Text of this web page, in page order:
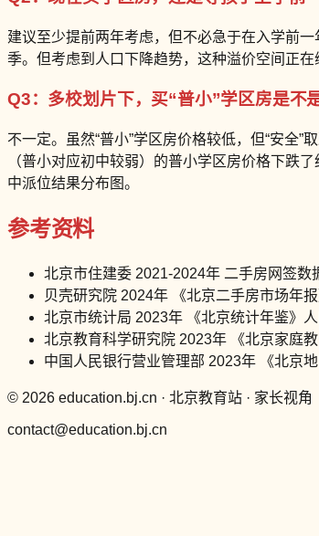
建议至少提前两年考虑，但不必急于在入学前
季。但考虑到人口下降趋势，这种溢价空间正
Q3：多校划片下，买“普小”学区房是不
不一定。虽然“普小”学区房价格较低，但“安全
（普小对应初中较弱）的普小学区房价格下跌
中派位结果分布图。
参考资料
北京市住建委 2021-2024年 二手房网签数
贝壳研究院 2024年 《北京二手房市场年报
北京市统计局 2023年 《北京统计年鉴》
北京教育科学研究院 2023年 《北京家庭教
中国人民银行营业管理部 2023年 《北京
© 2026 education.bj.cn · 北京教育站 · 家长视角
contact@education.bj.cn